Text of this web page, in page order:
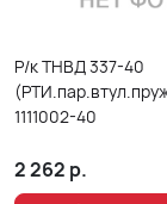
Р/к ТНВД 337-40
1111002-40
2 262 р.